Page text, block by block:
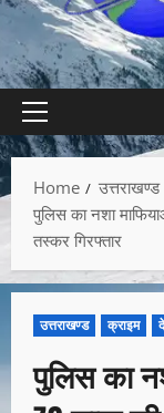
Home
उत्तराखण्ड
पुलिस का नशा
तस्कर गिरफ्तार
उत्तराखण्ड क्राइम
पुलिस का